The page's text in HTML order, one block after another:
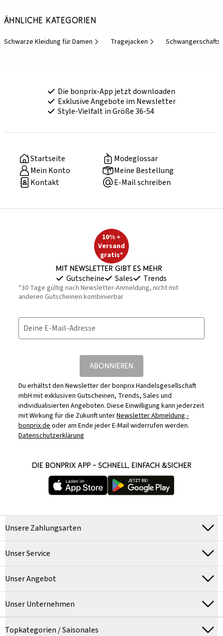
Ähnliche Kategorien
Schwarze Kleidung für Damen Tragejacken
Die bonprix-App jetzt downloaden
Exklusive Angebote im Newsletter
Style-Vielfalt in Größe 36-54
Startseite
Modeglossar
Mein Konto
Meine Bestellung
Kontakt
E-Mail schreiben
10% +
Versand
gratis*
Mit Newsletter gibt es mehr
Gutscheine Sales Trends
*30 Tage gültig nach Newsletter-Anmeldung, nicht mit
anderen Gutscheinen kombinierbar
Deine E-Mail-Adresse
ABONNIEREN
Du erhältst den Newsletter der bonprix Handelsgesellschaft
mbH mit exklusiven Gutscheinen, Trends, Sales und
individualisierten Angeboten. Diese Einwilligung kann jederzeit
mit Wirkung für die Zukunft unterNewsletter Abmeldung -
bonprix.deoder am Ende jeder E-Mail widerrufen werden.
Datenschutzerklärung
DIE BONPRIX APP – SCHNELL, EINFACH &SICHER
Unsere Zahlungsarten
Unser Service
Unser Angebot
Unser Unternehmen
Topkategorien / Saisonales